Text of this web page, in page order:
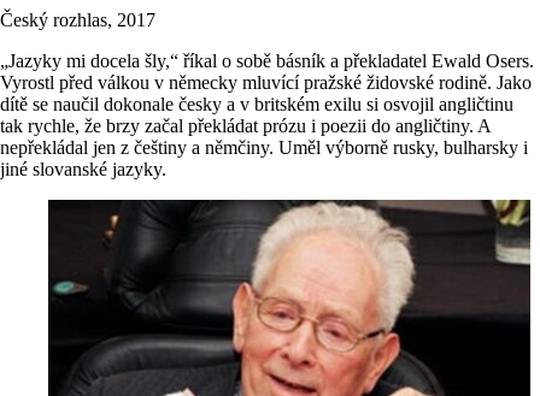
Český rozhlas, 2017
„Jazyky mi docela šly,“ říkal o sobě básník a překladatel Ewald Osers.
Vyrostl před válkou v německy mluvící pražské židovské rodině. Jako
dítě se naučil dokonale česky a v britském exilu si osvojil angličtinu
tak rychle, že brzy začal překládat prózu i poezii do angličtiny. A
nepřekládal jen z češtiny a němčiny. Uměl výborně rusky, bulharsky i
jiné slovanské jazyky.